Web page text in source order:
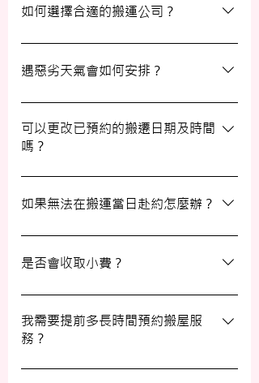
提供合理預算，絕無隱藏費用。除非搬運當
約定的費用。
如何選擇合適的搬運公司？
選擇一間合適的搬運公司非常重要，建議您
選擇經驗豐富、提供專業服務且預算合理的
擇！
遇惡劣天氣會如何安排？
如搬屋當日遇上惡劣天氣，我們會提前與您
聯絡並安排改期。具體安排如下： 黑色暴
雨或八號熱帶氣旋警告於早上十時前發出：
我們會即時更新安排。 工作時間內解除警
可以更改已預約的搬遷日期及時間
嗎？
如果需要更改或取消已預約的搬運服務，請
在預定搬運日期前至少兩個工作日的下午三
50%作為行政費。
如果無法在搬運當日赴約怎麼辦？
若您無法在搬運當日赴約，請至少提前兩個
工作日的下午三時通知我們，否則我們將有
是否會收取小費？
我們不會向客戶索取小費，但客戶可自願性
地為搬運團隊作獎賞，以表達對我們服務的
滿意。
我需要提前多長時間預約搬屋服
務？
我們建議您在搬屋前一至三星期預約搬運日